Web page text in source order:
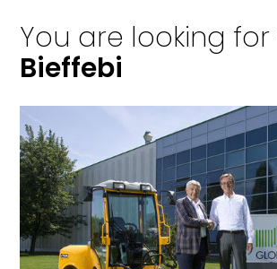
You are looking for
Bieffebi